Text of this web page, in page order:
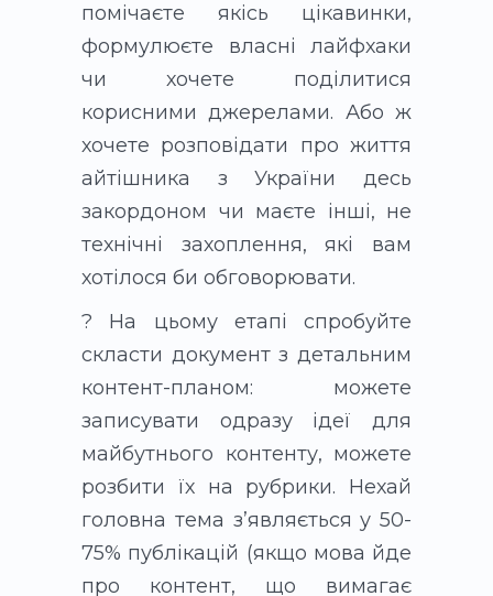
помічаєте якісь цікавинки,
формулюєте власні лайфхаки
чи хочете поділитися
корисними джерелами. Або ж
хочете розповідати про життя
айтішника з України десь
закордоном чи маєте інші, не
технічні захоплення, які вам
хотілося би обговорювати.
? На цьому етапі спробуйте
скласти документ з детальним
контент-планом: можете
записувати одразу ідеї для
майбутнього контенту, можете
розбити їх на рубрики. Нехай
головна тема з’являється у 50-
75% публікацій (якщо мова йде
про контент, що вимагає